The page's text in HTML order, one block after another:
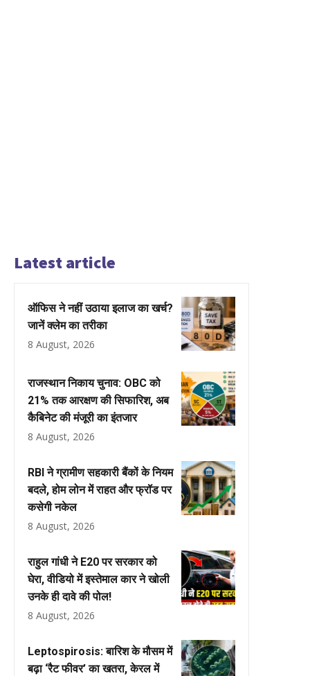
Latest article
ऑफिस ने नहीं उठाया इलाज का खर्च?
जानें क्लेम का तरीका
8 August, 2026
राजस्थान निकाय चुनाव: OBC को
21% तक आरक्षण की सिफारिश, अब
कैबिनेट की मंजूरी का इंतजार
8 August, 2026
RBI ने ग्रामीण सहकारी बैंकों के नियम
बदले, होम लोन में राहत और फ्रॉड पर
कसेगी नकेल
8 August, 2026
राहुल गांधी ने E20 पर सरकार को
घेरा, वीडियो में इस्तेमाल कार ने खोली
उनके ही दावे की पोल!
8 August, 2026
Leptospirosis: बारिश के मौसम में
बढ़ा ‘रैट फीवर’ का खतरा, केरल में